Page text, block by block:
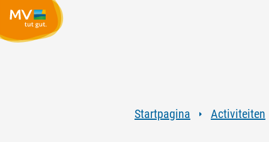
Startpagina Activiteiten